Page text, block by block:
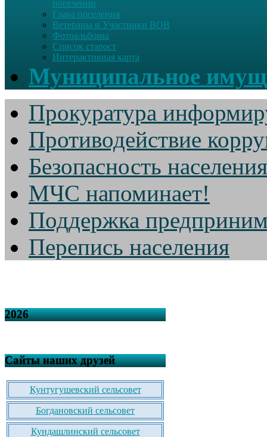
поселении
Глава поселения
Ветераны и Участники ВОВ
Фотоальбомы
Список старост
Интерактивная карта
Муниципальное
Прокуратура
Противодействие
Безопасность населения
МЧС напоминает!
Поддержка
Перепись населения
2026
Сайты наших друзей
Кунтугушевский сельсовет
Богдановский сельсовет
Кундашлинский сельсовет